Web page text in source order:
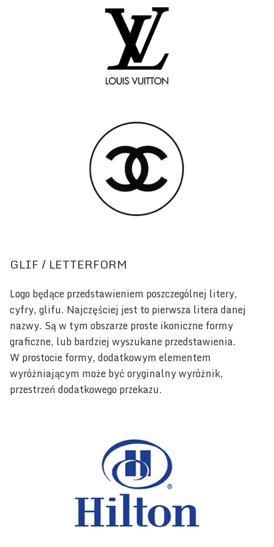
GLIF / LETTERFORM
Logo będące przedstawieniem poszczególnej litery,
cyfry, glifu. Najczęściej jest to pierwsza litera danej
nazwy. Są w tym obszarze proste ikoniczne formy
graficzne, lub bardziej wyszukane przedstawienia.
W prostocie formy, dodatkowym elementem
wyróżniającym może być oryginalny wyróżnik,
przestrzeń dodatkowego przekazu.